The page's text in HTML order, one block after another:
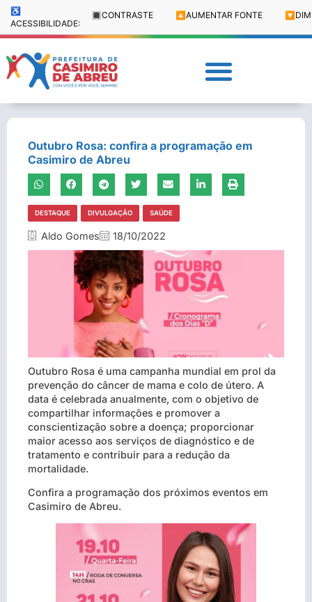
♿
ACESSIBILIDADE:
🔳 CONTRASTE 🔼 AUMENTAR FONTE 🔽
Outubro Rosa: confira a programação em
Casimiro de Abreu
DESTAQUE DIVULGAÇÃO SAÚDE
Aldo Gomes 18/10/2022
Outubro Rosa é uma campanha mundial em prol da
prevenção do câncer de mama e colo de útero. A
data é celebrada anualmente, com o objetivo de
compartilhar informações e promover a
conscientização sobre a doença; proporcionar
maior acesso aos serviços de diagnóstico e de
tratamento e contribuir para a redução da
mortalidade.
Confira a programação dos próximos eventos em
Casimiro de Abreu.